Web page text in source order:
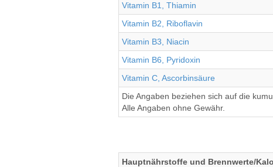
Vitamin B1, Thiamin
Vitamin B2, Riboflavin
Vitamin B3, Niacin
Vitamin B6, Pyridoxin
Vitamin C, Ascorbinsäure
Die Angaben beziehen sich auf die
Alle Angaben ohne Gewähr.
Hauptnährstoffe und Brennwerte/